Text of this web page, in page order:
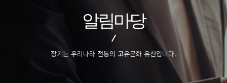
알림마당
장기는 우리나라 전통의 고유문화 유산입니다.